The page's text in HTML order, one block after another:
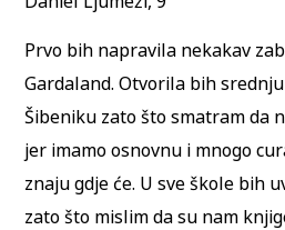
Prvo bih napravila nekakav
Gardaland. Otvorila bih
Šibeniku zato što smatram da
jer imamo osnovnu i mnogo
znaju gdje će. U sve škole bih
zato što mislim da su nam